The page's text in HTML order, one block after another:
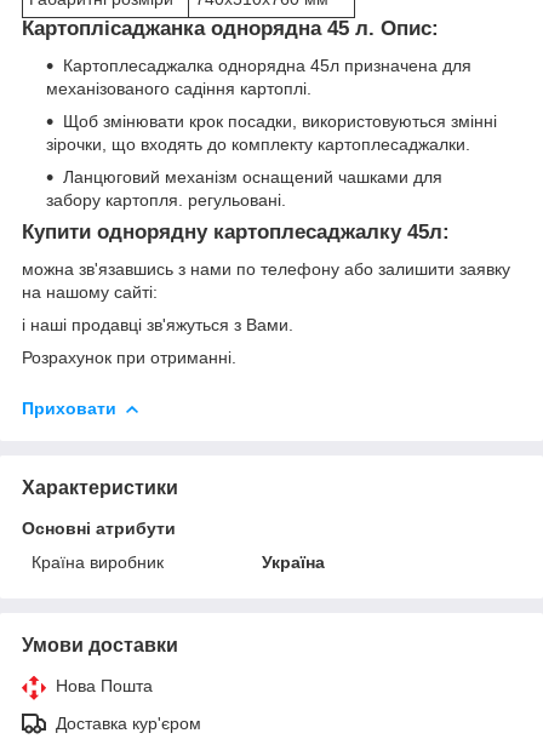
Картоплісаджанка однорядна 45 л. Опис:
Картоплесаджалка однорядна 45л призначена для
механізованого садіння картоплі.
Щоб змінювати крок посадки, використовуються змінні
зірочки, що входять до комплекту картоплесаджалки.
Ланцюговий механізм оснащений чашками для
забору картопля. регульовані.
Купити однорядну картоплесаджалку 45л:
можна зв'язавшись з нами по телефону або залишити заявку
на нашому сайті:
і наші продавці зв'яжуться з Вами.
Розрахунок при отриманні.
Приховати
Характеристики
Основні атрибути
Країна виробник
Україна
Умови доставки
Нова Пошта
Доставка кур'єром